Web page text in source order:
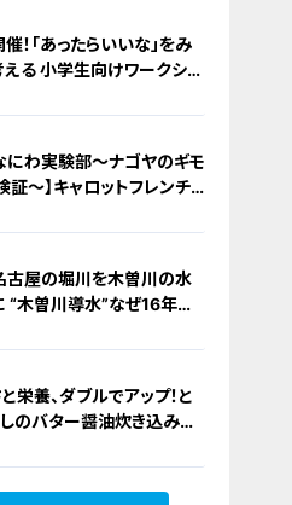
！「あったらいいな」をみ
える 小学生向けワークショ
なにわ実験部～ナゴヤのギモ
証～】キャロットフレンチ
名古屋の堀川を木曽川の水
“木曽川導水”なぜ16年ぶ
栄養、ダブルでアップ！と
のバター醤油炊き込みご